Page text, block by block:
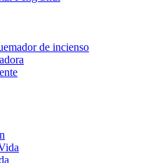
de incienso